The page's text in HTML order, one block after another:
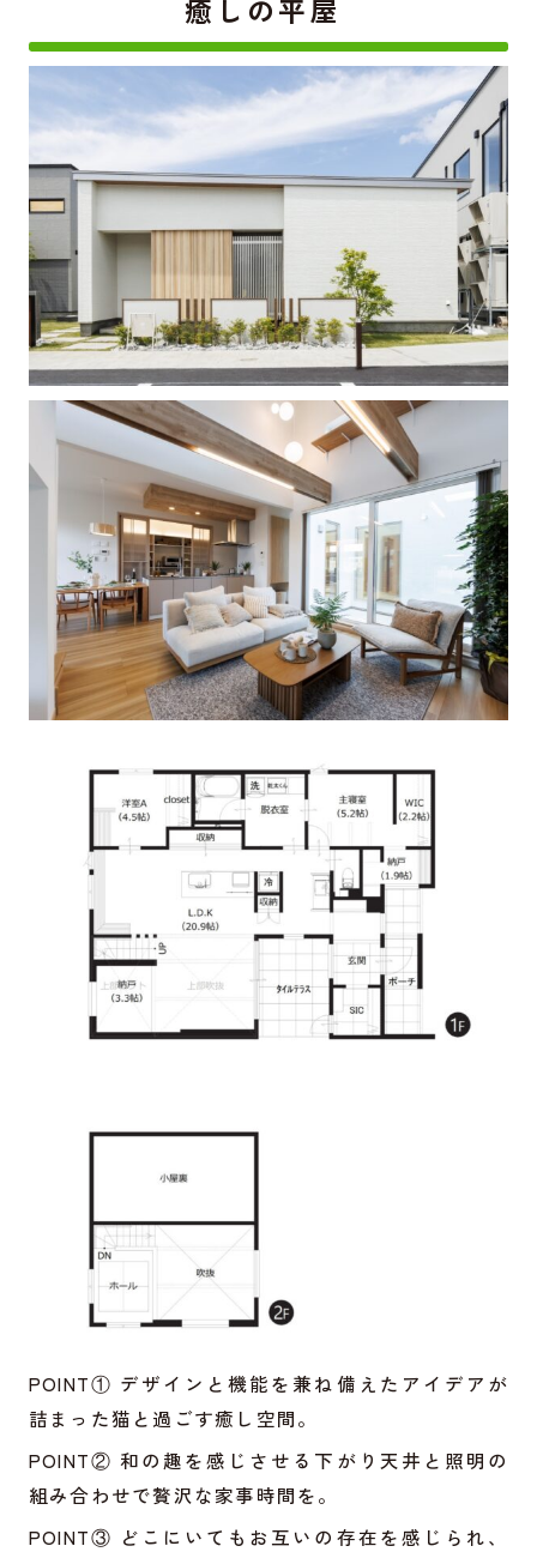
癒しの平屋
POINT① デザインと機能を兼ね備えたアイデアが
詰まった猫と過ごす癒し空間。
POINT② 和の趣を感じさせる下がり天井と照明の
組み合わせで贅沢な家事時間を。
POINT③ どこにいてもお互いの存在を感じられ、